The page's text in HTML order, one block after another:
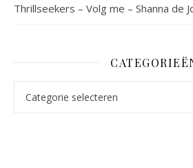
Thrillseekers – Volg me – Shanna de